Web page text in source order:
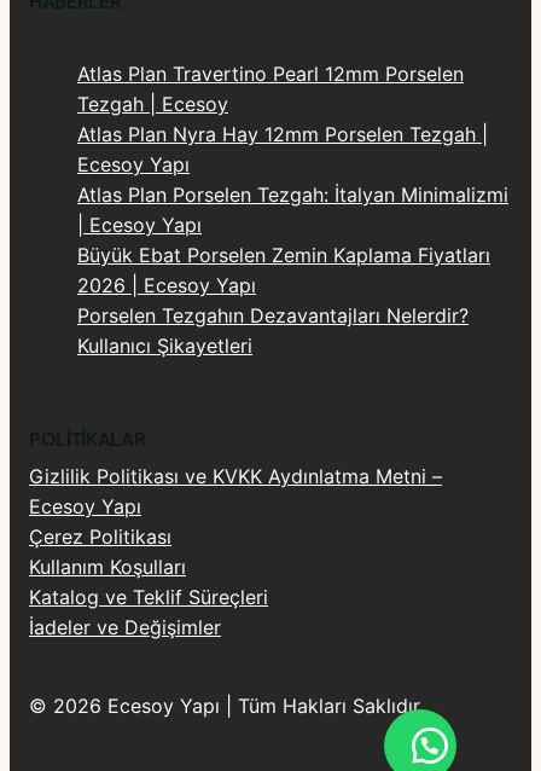
Atlas Plan Travertino Pearl 12mm Porselen
Tezgah | Ecesoy
Atlas Plan Nyra Hay 12mm Porselen Tezgah |
Ecesoy Yapı
Atlas Plan Porselen Tezgah: İtalyan Minimalizmi
| Ecesoy Yapı
Büyük Ebat Porselen Zemin Kaplama Fiyatları
2026 | Ecesoy Yapı
Porselen Tezgahın Dezavantajları Nelerdir?
Kullanıcı Şikayetleri
POLITIKALAR
Gizlilik Politikası ve KVKK Aydınlatma Metni –
Ecesoy Yapı
Çerez Politikası
Kullanım Koşulları
Katalog ve Teklif Süreçleri
İadeler ve Değişimler
© 2026 Ecesoy Yapı | Tüm Hakları Saklıdır